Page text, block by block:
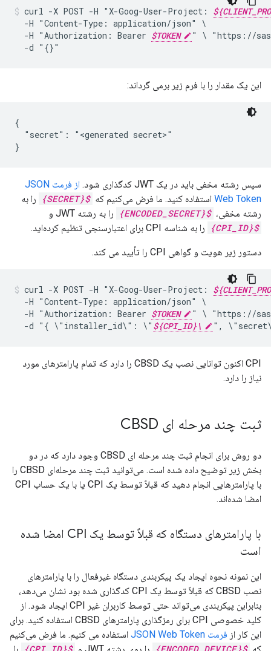
curl -X POST -H "X-Goog-User-Project:
-H "Content-Type: application/json"
-H "Authorization: Bearer $TOKEN " \ "https://
-d "{}"
این یک مقدار را با فرم زیر برمی گرداند:
{
  "secret": "<generated secret>"
سپس رشته مخفی باید در یک JWT کدگذاری شود.
از فرمت JSON
Web Token استفاده کنید. ما فرض می‌کنیم که ${SECRET}
را به
رشته مخفی، ${ENCODED_SECRET}
را به رشته JWT و
${CPI_ID}
را به شناسه CPI برای اعتبارسنجی تنظیم کرده‌اید.
دستور زیر هویت و گواهی CPI را تأیید می کند.
curl -X POST -H "X-Goog-User-Project:
-H "Content-Type: application/json"
-H "Authorization: Bearer $TOKEN " \ "https://
-d "{ \"installer_id\": \" ${CPI_ID}\ ",
CPI اکنون توانایی نصب یک CBSD را دارد که تمام پارامترهای مورد
نیاز را دارد.
ثبت چند مرحله ای CBSD
دو روش برای انجام ثبت چند مرحله ای CBSD وجود دارد که در دو
بخش زیر توضیح داده شده است. می‌توانید ثبت چند مرحله‌ای CBSD را
با پارامترهایی انجام دهید که قبلاً توسط یک CPI یا با یک حساب CPI
امضا شده‌اند.
با پارامترهای دستگاه که قبلاً توسط یک CPI امضا شده
است
این نمونه نحوه ایجاد یک پیکربندی دستگاه غیرفعال را با پارامترهای
نصب CBSD که قبلاً توسط یک CPI کدگذاری شده بود نشان می‌دهد،
بنابراین پیکربندی می‌تواند حتی توسط کاربران غیر CPI ایجاد شود. از
کلید خصوصی CPI برای رمزگذاری پارامترهای CBSD استفاده کنید. برای
این کار از فرمت JSON Web Token
استفاده می کنیم. ما فرض می‌کنیم